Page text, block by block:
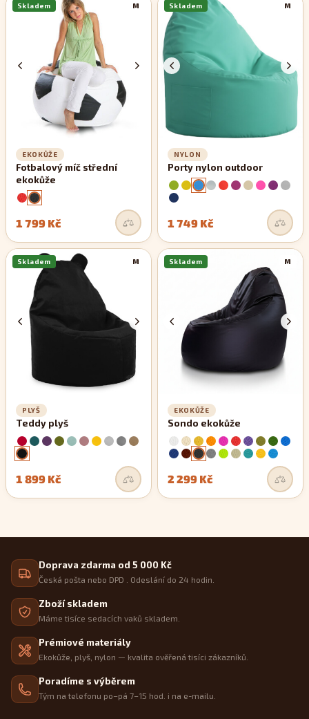
M
Skladem
EKOKŮŽE
Fotbalový míč střední
ekokůže
1 799 Kč
M
Skladem
NYLON
Porty nylon outdoor
1 749 Kč
M
Skladem
PLYŠ
Teddy plyš
1 899 Kč
M
Skladem
EKOKŮŽE
Sondo ekokůže
2 299 Kč
Doprava zdarma od 5 000 Kč
Česká pošta nebo DPD . Odeslání do 24 hodin.
Zboží skladem
Máme tisíce sedacích vaků skladem.
Prémiové materiály
Ekokůže, plyš, nylon — kvalita ověřená tisíci zákazníků.
Poradíme s výběrem
Tým na telefonu po–pá 7–15 hod. i na e-mailu.